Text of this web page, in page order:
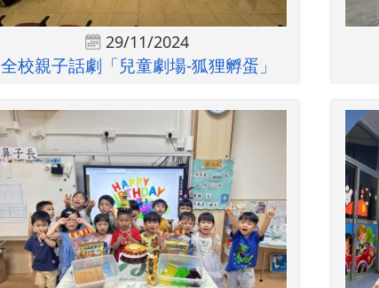
29/11/2024
全校親子話劇「兒童劇場-狐狸孵蛋」